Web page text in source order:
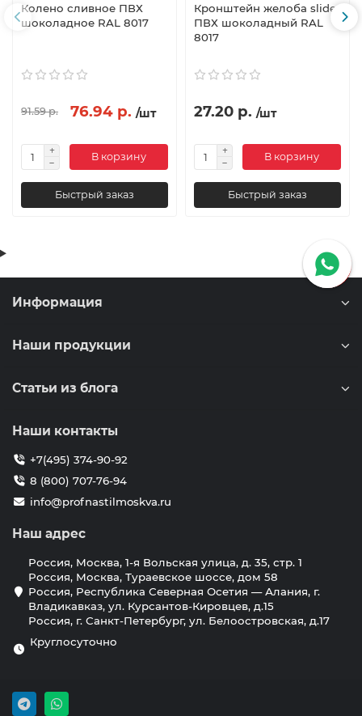
Колено сливное ПВХ
шоколадное RAL 8017
91.59 р. 76.94 р. /шт
В корзину
Быстрый заказ
Кронштейн желоба slider
ПВХ шоколадный RAL
8017
27.20 р. /шт
В корзину
Быстрый заказ
Информация
Наши продукции
Статьи из блога
Наши контакты
+7(495) 374-90-92
8 (800) 707-76-94
info@profnastilmoskva.ru
Наш адрес
Россия, Москва, 1-я Вольская улица, д. 35, стр. 1
Россия, Москва, Тураевское шоссе, дом 58
Россия, Республика Северная Осетия — Алания, г.
Владикавказ, ул. Курсантов-Кировцев, д.15
Россия, г. Санкт-Петербург, ул. Белоостровская, д.17
Круглосуточно